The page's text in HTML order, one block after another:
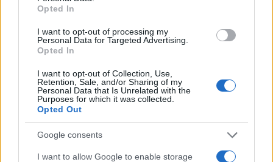
Opted In
I want to opt-out of processing my
Personal Data for Targeted Advertising.
Opted In
I want to opt-out of Collection, Use,
Retention, Sale, and/or Sharing of my
Personal Data that Is Unrelated with the
Purposes for which it was collected.
Opted Out
Google consents
I want to allow Google to enable storage
Scoperte carcasse di moto e motori in container
Ilaria Mauri · 4 Ago 2026
NOTIZIE